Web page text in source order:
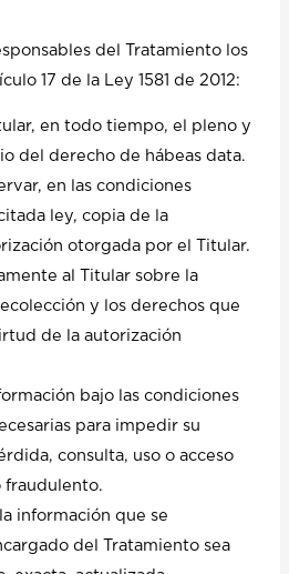
del Tratamiento los
17 de la Ley 1581 de 2012:
en todo tiempo, el pleno y
del derecho de hábeas data.
en las condiciones
ley, copia de la
otorgada por el Titular.
al Titular sobre la
y los derechos que
de la autorización
bajo las condiciones
para impedir su
consulta, uso o acceso
fraudulento.
información que se
del Tratamiento sea